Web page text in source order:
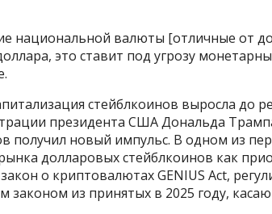
национальной валюты [отличные от
это ставит под угрозу
стейблкоинов выросла до
президента США Дональда
получил новый импульс. В одном из
долларовых стейблкоинов как
о криптовалютах GENIUS Act,
законом из принятых в 2025 году,